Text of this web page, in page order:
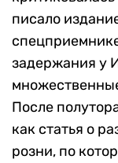
писало
задержания у
После
как статья о
розни, по